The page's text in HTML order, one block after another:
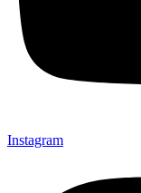
Instagram